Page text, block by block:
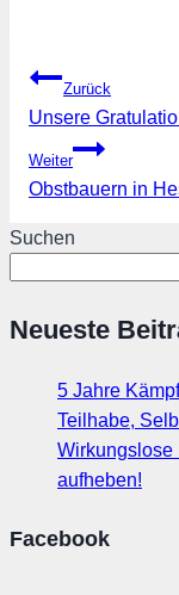
Zurück
Unsere
Weiter
Obstbauern in
Suchen
Neueste
5 Jahre
Teilhabe,
Wirkungslose
aufheben!
Facebook